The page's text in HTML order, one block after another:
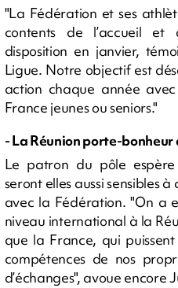
"La Fédération et ses
contents de l’accueil et
disposition en janvier,
Ligue. Notre objectif est
action chaque année
France jeunes ou seniors."
- La Réunion porte-bonheur
Le patron du pôle
seront elles aussi sensibles
avec la Fédération. "On a
niveau international à la
que la France, qui
compétences de nos
d’échanges", avoue encore